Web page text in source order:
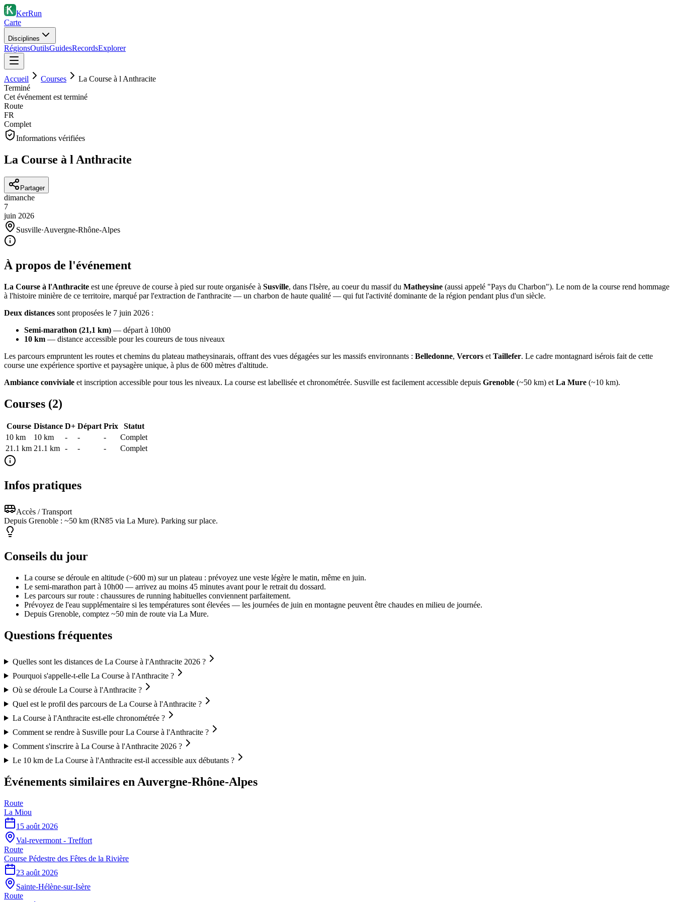
KerRun
Carte
Disciplines
RégionsOutilsGuidesRecordsExplorer
Accueil Courses
La Course à l Anthracite
Terminé
Cet événement est terminé
Route
FR
Complet
Informations vérifiées
La Course à l Anthracite
Partager
dimanche
7
juin 2026
Susville·Auvergne-Rhône-Alpes
À propos de l'événement
La Course à l'Anthracite est une épreuve de course à pied sur route organisée à Susville, dans l'Isère, au coeur du massif du Matheysine (aussi appelé "Pays du Charbon"). Le nom de la course rend hommage
à l'histoire minière de ce territoire, marqué par l'extraction de l'anthracite — un charbon de haute qualité — qui fut l'activité dominante de la région pendant plus d'un siècle.
Deux distances sont proposées le 7 juin 2026 :
Semi-marathon (21,1 km) — départ à 10h00
10 km — distance accessible pour les coureurs de tous niveaux
Les parcours empruntent les routes et chemins du plateau matheysinarais, offrant des vues dégagées sur les massifs environnants : Belledonne, Vercors et Taillefer. Le cadre montagnard isérois fait de cette
course une expérience sportive et paysagère unique, à plus de 600 mètres d'altitude.
Ambiance conviviale et inscription accessible pour tous les niveaux. La course est labellisée et chronométrée. Susville est facilement accessible depuis Grenoble (~50 km) et La Mure (~10 km).
Courses (2)
Course Distance D+ Départ Prix
Statut
10 km
10 km - - -
Complet
21.1 km 21.1 km - - - Complet
Infos pratiques
Accès / Transport
Depuis Grenoble : ~50 km (RN85 via La Mure). Parking sur place.
Conseils du jour
La course se déroule en altitude (>600 m) sur un plateau : prévoyez une veste légère le matin, même en juin.
Le semi-marathon part à 10h00 — arrivez au moins 45 minutes avant pour le retrait du dossard.
Les parcours sur route : chaussures de running habituelles conviennent parfaitement.
Prévoyez de l'eau supplémentaire si les températures sont élevées — les journées de juin en montagne peuvent être chaudes en milieu de journée.
Depuis Grenoble, comptez ~50 min de route via La Mure.
Questions fréquentes
Quelles sont les distances de La Course à l'Anthracite 2026 ?
Pourquoi s'appelle-t-elle La Course à l'Anthracite ?
Où se déroule La Course à l'Anthracite ?
Quel est le profil des parcours de La Course à l'Anthracite ?
La Course à l'Anthracite est-elle chronométrée ?
Comment se rendre à Susville pour La Course à l'Anthracite ?
Comment s'inscrire à La Course à l'Anthracite 2026 ?
Le 10 km de La Course à l'Anthracite est-il accessible aux débutants ?
Événements similaires en Auvergne-Rhône-Alpes
Route
La Miou
15 août 2026
Val-revermont - Treffort
Route
Course Pédestre des Fêtes de la Rivière
23 août 2026
Sainte-Hélène-sur-Isère
Route